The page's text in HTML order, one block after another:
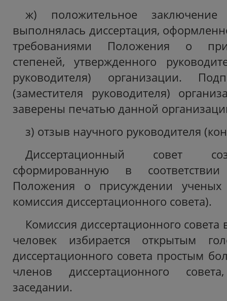
ж) положительное заключение
выполнялась диссертация,
требованиями Положения о
степеней, утвержденного
руководителя) организации.
(заместителя руководителя)
заверены печатью данной
з) отзыв научного руководителя
Диссертационный совет
сформированную в
Положения о присуждении
комиссия диссертационного совета).
Комиссия диссертационного совета
человек избирается открытым
диссертационного совета простым
членов диссертационного
заседании.